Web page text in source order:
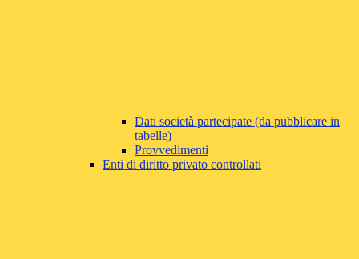
Dati società partecipate (da pubblicare in
tabelle)
Provvedimenti
Enti di diritto privato controllati